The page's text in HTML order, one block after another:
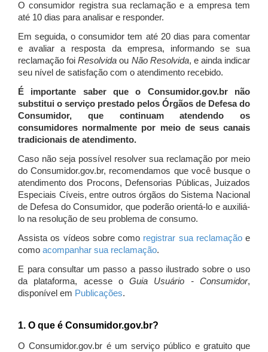
O consumidor registra sua reclamação e a empresa tem
até 10 dias para analisar e responder.
Em seguida, o consumidor tem até 20 dias para comentar
e avaliar a resposta da empresa, informando se sua
reclamação foiResolvida ou Não Resolvida, e ainda indicar
seu nível de satisfação com o atendimento recebido.
É importante saber que o Consumidor.gov.br não
substitui o serviço prestado pelos Órgãos de Defesa do
Consumidor, que continuam atendendo os
consumidores normalmente por meio de seus canais
tradicionais de atendimento.
Caso não seja possível resolver sua reclamação por meio
do Consumidor.gov.br, recomendamos que você busque o
atendimento dos Procons, Defensorias Públicas, Juizados
Especiais Cíveis, entre outros órgãos do Sistema Nacional
de Defesa do Consumidor, que poderão orientá-lo e auxiliá-
lo na resolução de seu problema de consumo.
Assista os vídeos sobre como registrar sua reclamaçãoe
como acompanhar sua reclamação.
E para consultar um passo a passo ilustrado sobre o uso
da plataforma, acesse oGuia Usuário - Consumidor,
disponível em Publicações.
1. O que é Consumidor.gov.br?
O Consumidor.gov.br é um serviço público e gratuito que